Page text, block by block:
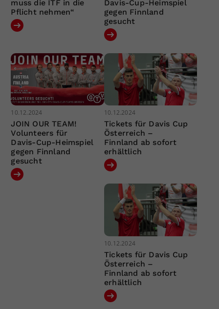
muss die ITF in die
Pflicht nehmen“
Davis-Cup-Heimspiel
gegen Finnland
gesucht
10.12.2024
JOIN OUR TEAM!
Volunteers für
Davis-Cup-Heimspiel
gegen Finnland
gesucht
10.12.2024
Tickets für Davis Cup
Österreich –
Finnland ab sofort
erhältlich
10.12.2024
Tickets für Davis Cup
Österreich –
Finnland ab sofort
erhältlich